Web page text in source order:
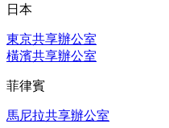
日本
東京共享辦公室
橫濱共享辦公室
菲律賓
馬尼拉共享辦公室